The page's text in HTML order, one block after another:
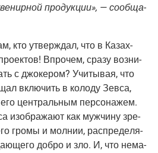
про­дук­ции», — сооб­ща­
кто утвер­ждал, что в Казах­
Впро­чем, сра­зу воз­ни­
с джо­ке­ром? Учи­ты­вая, что
вклю­чить в коло­ду Зев­са,
цен­траль­ным пер­со­на­жем.
изоб­ра­жа­ют как муж­чи­ну зре­
гро­мы и мол­нии, рас­пре­де­ля­
доб­ро и зло. И, что нема­